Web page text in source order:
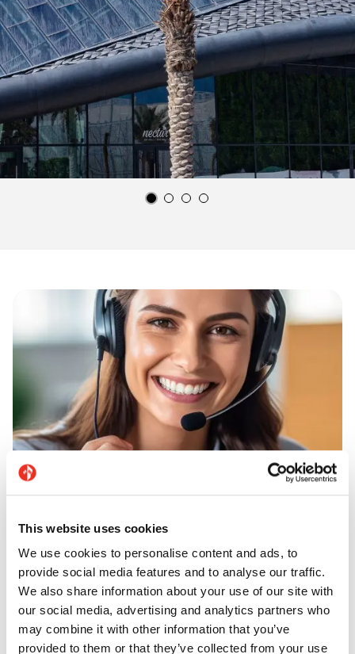
This website uses cookies
We use cookies to personalise content and ads, to
provide social media features and to analyse our traffic.
We also share information about your use of our site with
our social media, advertising and analytics partners who
may combine it with other information that you’ve
provided to them or that they’ve collected from your use
Assistance
Besoin d’aide ? Casalgrande Padana met à
disposition son service client afin d’apporter